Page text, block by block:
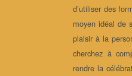
d’utiliser des
moyen idéal de
plaisir à la
cherchez à
rendre la